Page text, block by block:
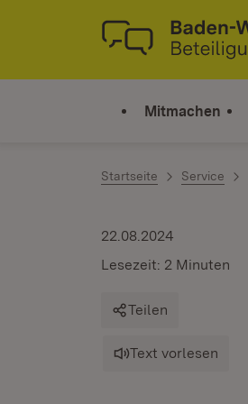
Zum Inhalt springen
Link zur Startseite
Mitmachen
Startseite Service
22.08.2024
Lesezeit: 2 Minuten
Teilen
Text vorlesen